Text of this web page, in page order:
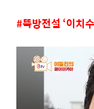
#뚝방전설 ‘이치수